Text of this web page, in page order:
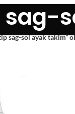
sag-
sag-sol ayak takim”